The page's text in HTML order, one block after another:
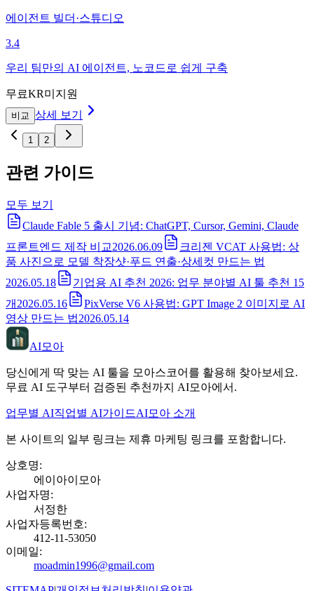
에이전트 빌더·스튜디오
3.4
우리 팀만의 AI 에이전트, 노코드로 쉽게 구축
무료KR미지원
비교 상세 보기
1 2
관련 가이드
모두 보기
Claude Fable 5 출시 기념: ChatGPT, Cursor, Gemini, Claude
프론트엔드 제작 비교2026.06.09
크리젠 VCAT 사용법: 상
품 사진으로 모델 착장샷·푸드 연출·상세컷 만드는 법
2026.05.18
기업용 AI 추천 2026: 업무 분야별 AI 툴 추천 15
개 2026.05.16
PixVerse V6 사용법: GPT Image 2 이미지로 AI
영상 만드는 법2026.05.14
AI모아
당신에게 딱 맞는 AI 툴을 모아스코어를 활용해 찾아보세요.
무료 AI 도구부터 검증된 추천까지 AI모아에서.
업무별 AI직업별 AI가이드AI모아 소개
본 사이트의 일부 링크는 제휴 마케팅 링크를 포함합니다.
상호명:
에이아이모아
사업자명:
서정한
사업자등록번호:
412-11-53050
이메일:
moadmin1996@gmail.com